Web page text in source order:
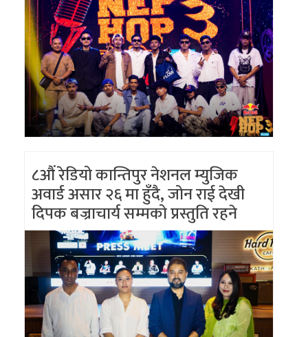
८औं रेडियो कान्तिपुर नेशनल म्युजिक
अवार्ड असार २६ मा हुँदै, जोन राई देखी
दिपक बज्राचार्य सम्मको प्रस्तुति रहने